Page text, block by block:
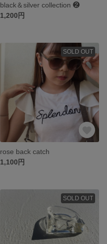
black＆silver collection ❷
1,200円
SOLD OUT
rose back catch
1,100円
SOLD OUT